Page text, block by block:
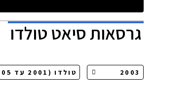
גרסאותסיאט טולדו